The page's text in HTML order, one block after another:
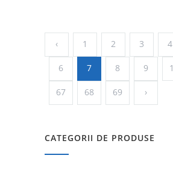
‹ 1 2 3 4
6 7 8 9
67 68 69 ›
CATEGORII DE PRODUSE